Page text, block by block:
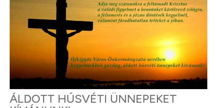
ÁLDOTT HÚSVÉTI ÜNNEPEKET